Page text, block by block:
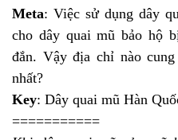
Meta: Việc sử dụng dây
cho dây quai mũ bảo hộ
đắn. Vậy địa chỉ nào
nhất?
Key: Dây quai mũ Hàn
===========